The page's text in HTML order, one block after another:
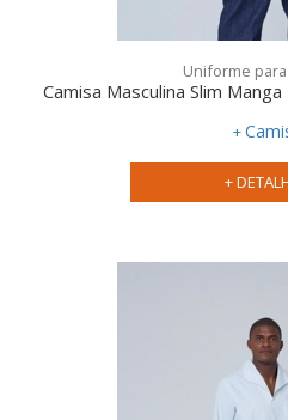
Uniforme
Camisa Masculina Slim
+